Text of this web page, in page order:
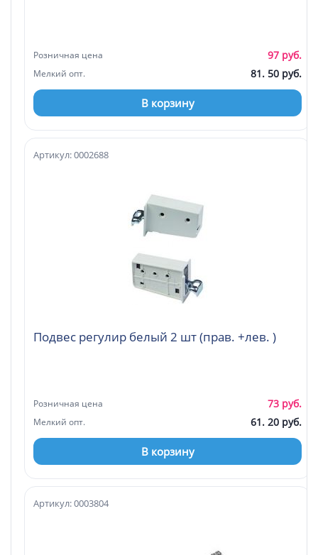
Розничная цена 97 руб.
Мелкий опт. 81. 50 руб.
В корзину
Подвес регулир белый 2 шт (прав. +лев. )
Артикул: 0002688
Розничная цена 73 руб.
Мелкий опт. 61. 20 руб.
В корзину
Артикул: 0003804